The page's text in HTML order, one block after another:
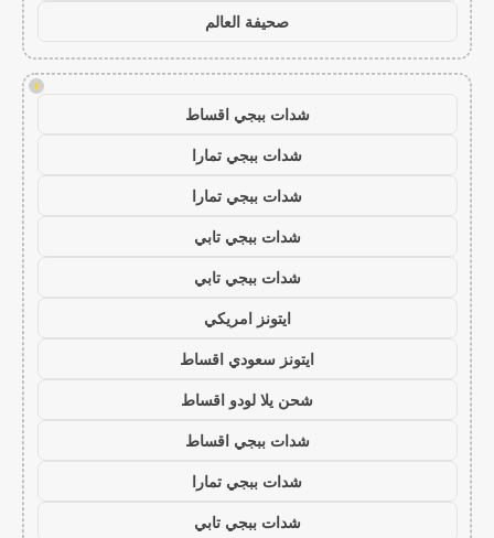
صحيفة العالم
!
شدات ببجي اقساط
شدات ببجي تمارا
شدات ببجي تمارا
شدات ببجي تابي
شدات ببجي تابي
ايتونز امريكي
ايتونز سعودي اقساط
شحن يلا لودو اقساط
شدات ببجي اقساط
شدات ببجي تمارا
شدات ببجي تابي